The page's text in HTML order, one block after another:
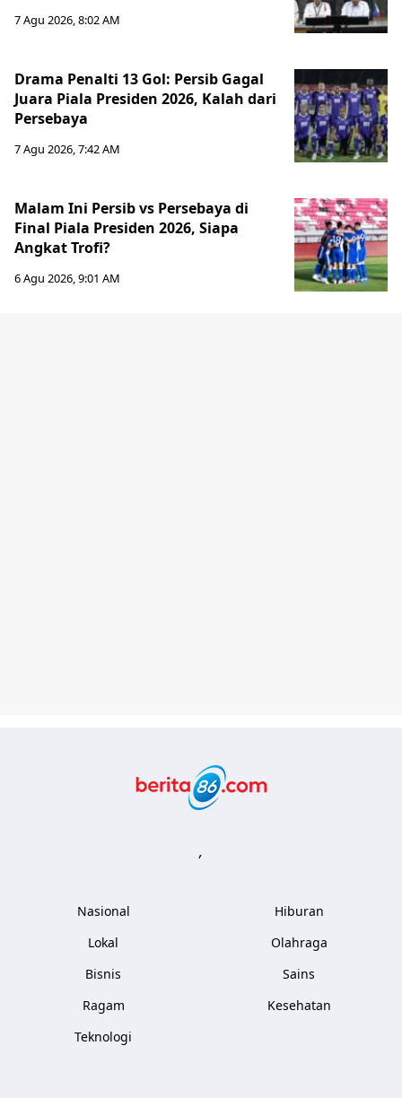
7 Agu 2026, 8:02 AM
Drama Penalti 13 Gol: Persib Gagal
Juara Piala Presiden 2026, Kalah dari
Persebaya
7 Agu 2026, 7:42 AM
Malam Ini Persib vs Persebaya di
Final Piala Presiden 2026, Siapa
Angkat Trofi?
6 Agu 2026, 9:01 AM
,
Nasional
Lokal
Bisnis
Ragam
Teknologi
Hiburan
Olahraga
Sains
Kesehatan